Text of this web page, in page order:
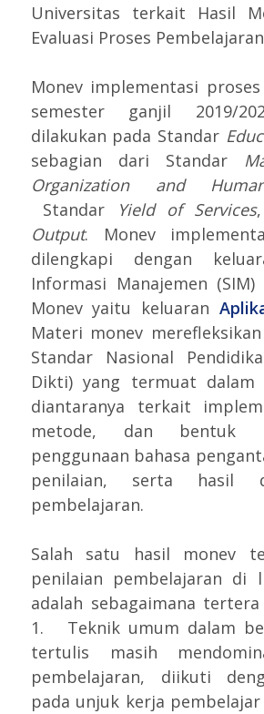
Universitas terkait Hasil
Evaluasi Proses
Monev implementasi
semester ganjil 2019/
dilakukan pada Standar
sebagian dari Standar
Organization and
Standar
Yield of Services
Output. Monev
dilengkapi dengan
Informasi Manajemen
Monev yaitu keluaran
Materi monev
Standar Nasional
Dikti) yang termuat dalam
diantaranya terkait
metode, dan bentuk
penggunaan bahasa
penilaian, serta hasil
pembelajaran.
Salah satu hasil monev
penilaian pembelajaran di
adalah sebagaimana
1. Teknik umum dalam
tertulis masih
pembelajaran, diikuti
pada unjuk kerja